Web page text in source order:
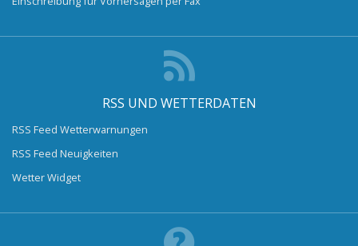
RSS UND WETTERDATEN
RSS Feed Wetterwarnungen
RSS Feed Neuigkeiten
Wetter Widget